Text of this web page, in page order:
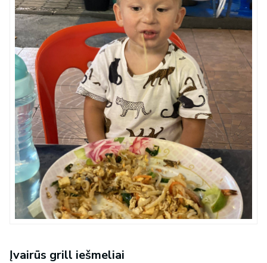
Įvairūs grill iešmeliai